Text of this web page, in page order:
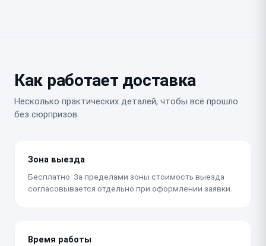
Как работает доставка
Несколько практических деталей, чтобы всё прошло
без сюрпризов.
Зона выезда
Бесплатно. За пределами зоны стоимость выезда
согласовывается отдельно при оформлении заявки.
Время работы